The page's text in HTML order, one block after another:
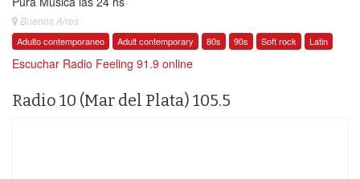
Buenos Aires
Adulto contemporaneo Adult contemporary 80s 90s Soft rock Latin
Escuchar Radio Feeling 91.9 online
Radio 10 (Mar del Plata) 105.5